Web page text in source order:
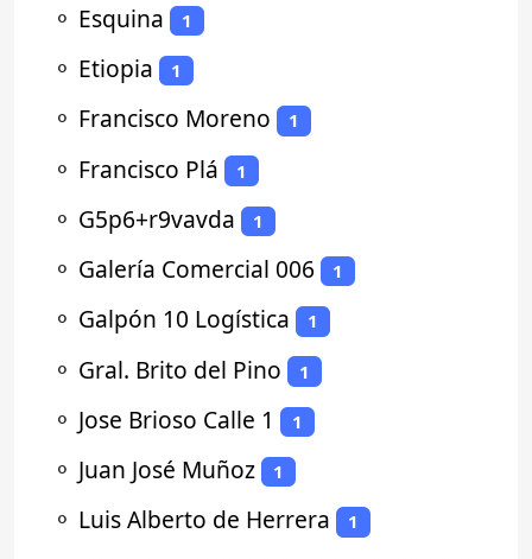
⚬ Esquina 1
⚬ Etiopia 1
⚬ Francisco Moreno 1
⚬ Francisco Plá 1
⚬ G5p6+r9vavda 1
⚬ Galería Comercial 006 1
⚬ Galpón 10 Logística 1
⚬ Gral. Brito del Pino 1
⚬ Jose Brioso Calle 1 1
⚬ Juan José Muñoz 1
⚬ Luis Alberto de Herrera 1